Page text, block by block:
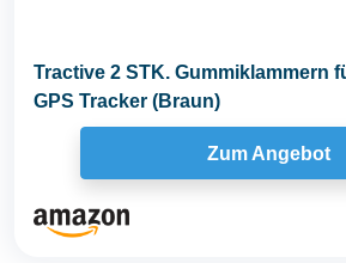
Tractive 2 STK. Gummiklammern
GPS Tracker (Braun)
Zum Angebot